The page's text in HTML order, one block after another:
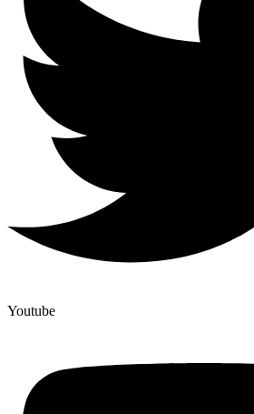
Youtube